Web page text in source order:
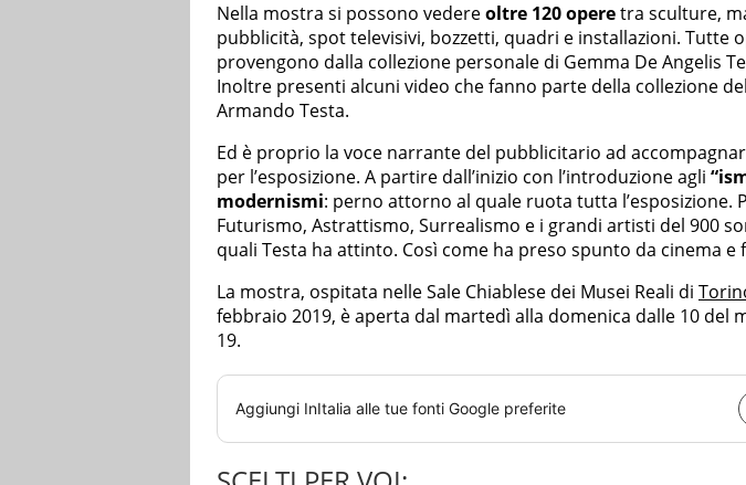
Nella mostra si possono vedereoltre 120 operetra sculture,
pubblicità, spot televisivi, bozzetti, quadri e installazioni. Tutte
provengono dalla collezione personale di Gemma De Angelis
Inoltre presenti alcuni video che fanno parte della collezione
Armando Testa.
Ed è proprio la voce narrante del pubblicitario ad
per l’esposizione. A partire dall’inizio con l’introduzione agli
modernismi: perno attorno al quale ruota tutta l’esposizione.
Futurismo, Astrattismo, Surrealismo e i grandi artisti del 900
quali Testa ha attinto. Così come ha preso spunto da cinema e
La mostra, ospitata nelle Sale Chiablese dei Musei Reali di
febbraio 2019, è aperta dal martedì alla domenica dalle 10 del
19.
Aggiungi InItalia alle tue fonti Google preferite